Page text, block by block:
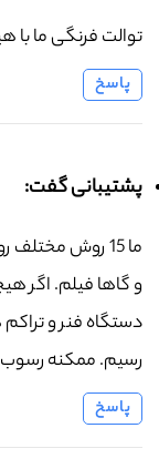
توالت فرنگی ما با
پاسخ
پشتیبانی گفت:
ما 15 روش
و گاها فیلم. اگر
دستگاه فنر و
رسیم. ممکنه رسوب
پاسخ